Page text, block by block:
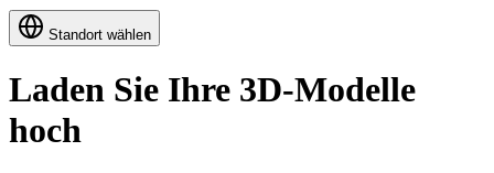
Standort wählen
Laden Sie Ihre 3D-Modelle
hoch